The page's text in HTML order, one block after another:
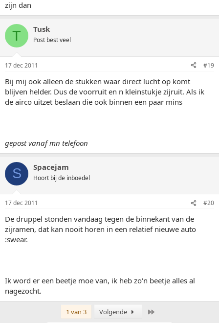
zijn dan
T Tusk
Post best veel
17 dec 2011 #19
Bij mij ook alleen de stukken waar direct lucht op komt
blijven helder. Dus de voorruit en n kleinstukje zijruit. Als ik
de airco uitzet beslaan die ook binnen een paar mins
gepost vanaf mn telefoon
S Spacejam
Hoort bij de inboedel
17 dec 2011 #20
De druppel stonden vandaag tegen de binnekant van de
zijramen, dat kan nooit horen in een relatief nieuwe auto
:swear.
Ik word er een beetje moe van, ik heb zo'n beetje alles al
nagezocht.
1 van 3 Volgende